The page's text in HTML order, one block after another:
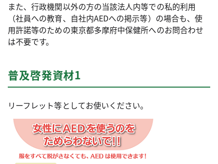
また、行政機関以外の方の当該法人内等での私的利用
（社員への教育、自社内AEDへの掲示等）の場合も、使
用許諾等のための東京都多摩府中保健所へのお問合わせ
は不要です。
普及啓発資材1
リーフレット等としてお使いください。